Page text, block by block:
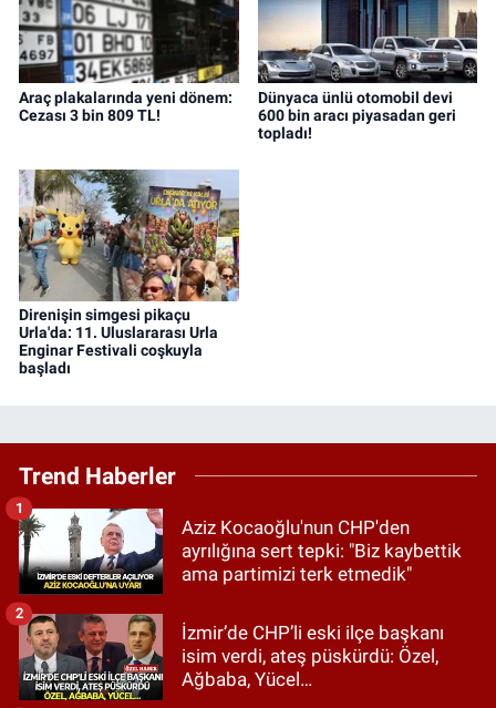
Araç plakalarında yeni dönem:
Cezası 3 bin 809 TL!
Dünyaca ünlü otomobil devi
600 bin aracı piyasadan geri
topladı!
Direnişin simgesi pikaçu
Urla'da: 11. Uluslararası Urla
Enginar Festivali coşkuyla
başladı
Trend Haberler
Aziz Kocaoğlu'nun CHP'den
ayrılığına sert tepki: "Biz kaybettik
ama partimizi terk etmedik"
1
İzmir’de CHP’li eski ilçe başkanı
isim verdi, ateş püskürdü: Özel,
Ağbaba, Yücel…
2